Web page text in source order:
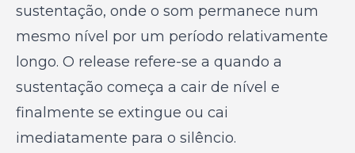
sustentação, onde o som permanece num
mesmo nível por um período relativamente
longo. O release refere-se a quando a
sustentação começa a cair de nível e
finalmente se extingue ou cai
imediatamente para o silêncio.